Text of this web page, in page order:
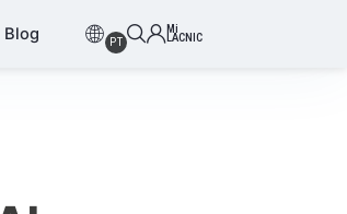
Blog PT
Mi
LACNIC